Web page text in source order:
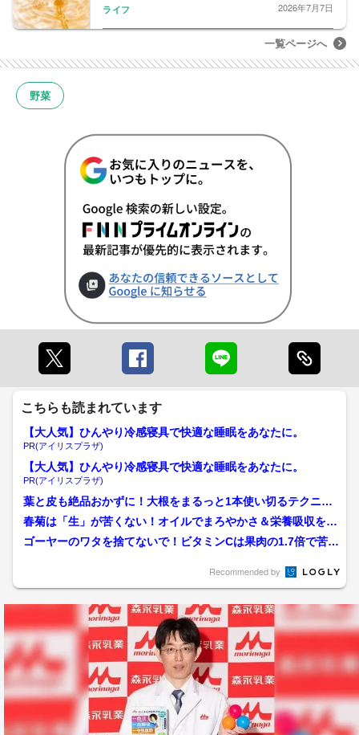
ライフ 2026年7月7日
一覧ページへ
野菜
こちらも読まれています
【大人気】ひんやり冷感寝具で快適な睡眠をあなたに。
PR(アイリスプラザ)
【大人気】ひんやり冷感寝具で快適な睡眠をあなたに。
PR(アイリスプラザ)
葉と皮も絶品おかずに！大根をまるっと1本使い切るテクニッ
ク＆皮を使わない「ヘルシ...
春菊は「生」が苦くない！オイルでまろやかさ＆栄養吸収をU
Pさせるお勧めレシピ。で...
ゴーヤーのワタを捨てないで！ビタミンCは果肉の1.7倍で苦味
Recommended by